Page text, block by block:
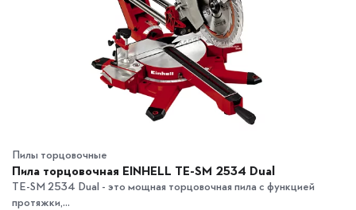
Пилы торцовочные
Пила торцовочная EINHELL TE-SM 2534 Dual
TE-SM 2534 Dual - это мощная торцовочная пила с функцией
протяжки,...